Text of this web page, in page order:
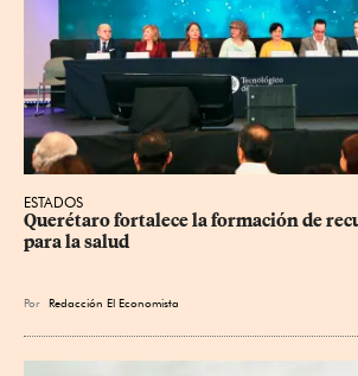
ESTADOS
Querétaro fortalece la formación de
para la salud
Por Redacción El Economista